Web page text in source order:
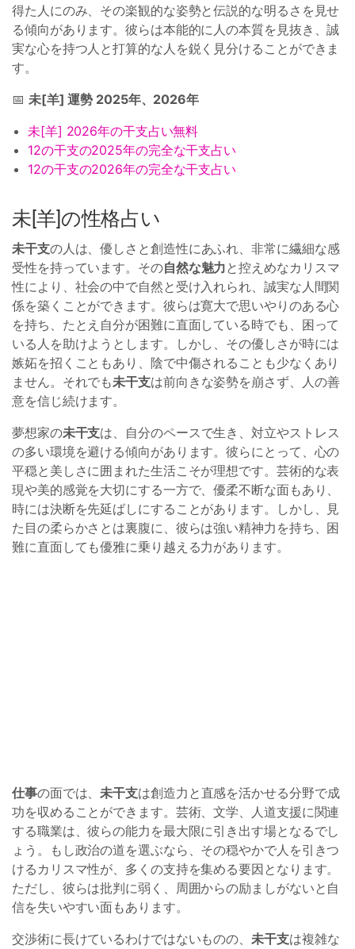
得た人にのみ、その楽観的な姿勢と伝説的な明るさを見せ
る傾向があります。彼らは本能的に人の本質を見抜き、誠
実な心を持つ人と打算的な人を鋭く見分けることができま
す。
📅 未[羊] 運勢 2025年、2026年
未[羊] 2026年の干支占い無料
12の干支の2025年の完全な干支占い
12の干支の2026年の完全な干支占い
未[羊]の性格占い
未干支の人は、優しさと創造性にあふれ、非常に繊細な感
受性を持っています。その自然な魅力と控えめなカリスマ
性により、社会の中で自然と受け入れられ、誠実な人間関
係を築くことができます。彼らは寛大で思いやりのある心
を持ち、たとえ自分が困難に直面している時でも、困って
いる人を助けようとします。しかし、その優しさが時には
嫉妬を招くこともあり、陰で中傷されることも少なくあり
ません。それでも未干支は前向きな姿勢を崩さず、人の善
意を信じ続けます。
夢想家の未干支は、自分のペースで生き、対立やストレス
の多い環境を避ける傾向があります。彼らにとって、心の
平穏と美しさに囲まれた生活こそが理想です。芸術的な表
現や美的感覚を大切にする一方で、優柔不断な面もあり、
時には決断を先延ばしにすることがあります。しかし、見
た目の柔らかさとは裏腹に、彼らは強い精神力を持ち、困
難に直面しても優雅に乗り越える力があります。
仕事の面では、未干支は創造力と直感を活かせる分野で成
功を収めることができます。芸術、文学、人道支援に関連
する職業は、彼らの能力を最大限に引き出す場となるでし
ょう。もし政治の道を選ぶなら、その穏やかで人を引きつ
けるカリスマ性が、多くの支持を集める要因となります。
ただし、彼らは批判に弱く、周囲からの励ましがないと自
信を失いやすい面もあります。
交渉術に長けているわけではないものの、未干支は複雑な